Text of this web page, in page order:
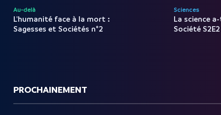
Au-delà
L'humanité face à la mort :
Sagesses et Sociétés n°2
Sciences
La science
Société S2E2
PROCHAINEMENT